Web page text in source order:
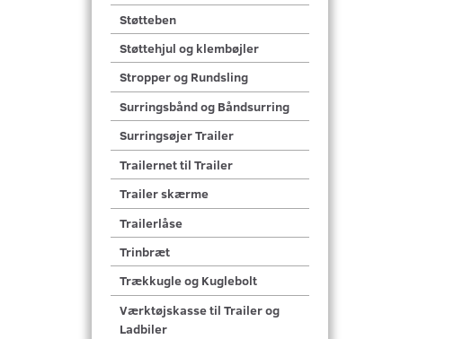
Støtteben
Støttehjul og klembøjler
Stropper og Rundsling
Surringsbånd og Båndsurring
Surringsøjer Trailer
Trailernet til Trailer
Trailer skærme
Trailerlåse
Trinbræt
Trækkugle og Kuglebolt
Værktøjskasse til Trailer og
Ladbiler